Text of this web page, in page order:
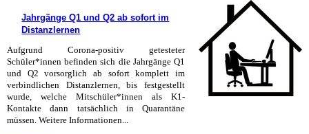
Infos
Jahrgänge Q1 und Q2 ab sofort im
Distanzlernen
Aufgrund Corona-positiv getesteter
Schüler*innen befinden sich die Jahrgänge Q1
und Q2 vorsorglich ab sofort komplett im
verbindlichen Distanzlernen, bis festgestellt
wurde, welche Mitschüler*innen als K1-
Kontakte dann tatsächlich in Quarantäne
müssen. Weitere Informationen...